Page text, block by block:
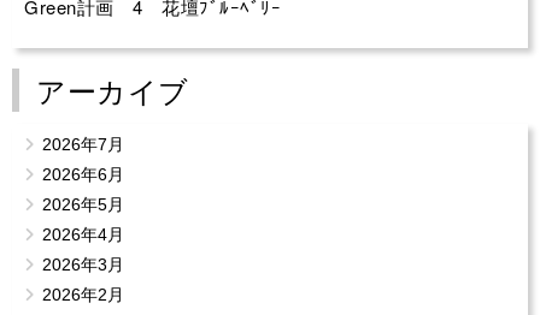
Green計画 4 花壇ﾌﾞﾙｰﾍﾞﾘｰ
アーカイブ
2026年7月
2026年6月
2026年5月
2026年4月
2026年3月
2026年2月